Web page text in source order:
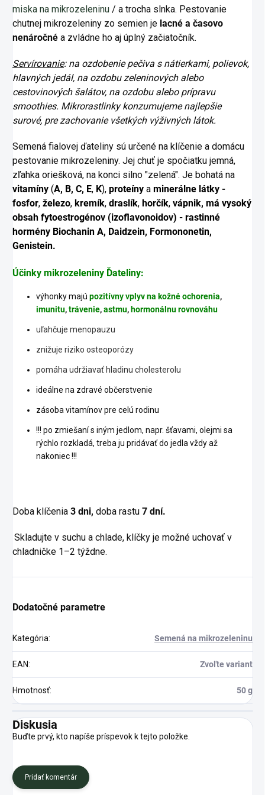
miska na mikrozeleninu / a trocha slnka. Pestovanie
chutnej mikrozeleniny zo semien je lacné a časovo
nenáročné a zvládne ho aj úplný začiatočník.
Servírovanie: na ozdobenie pečiva s nátierkami, polievok,
hlavných jedál, na ozdobu zeleninových alebo
cestovinových šalátov, na ozdobu alebo prípravu
smoothies. Mikrorastlinky konzumujeme najlepšie
surové, pre zachovanie všetkých výživných látok.
Semená fialovej ďateliny sú určené na klíčenie a domácu
pestovanie mikrozeleniny. Jej chuť je spočiatku jemná,
zľahka oriešková, na konci silno "zelená". Je bohatá na
vitamíny (A, B, C, E, K), proteíny a minerálne látky -
fosfor, železo, kremík, draslík, horčík, vápnik, má vysoký
obsah fytoestrogénov (izoflavonoidov) - rastinné
hormény Biochanin A, Daidzein, Formononetin,
Genistein.
Účinky mikrozeleniny Ďateliny:
výhonky majú pozitívny vplyv na kožné ochorenia,
imunitu,trávenie,astmu, hormonálnurovnováhu
uľahčuje menopauzu
znižuje riziko osteoporózy
pomáha udržiavať hladinu cholesterolu
ideálne na zdravé občerstvenie
zásoba vitamínov pre celú rodinu
!!! po zmiešaní s iným jedlom, napr. šťavami, olejmi sa
rýchlo rozkladá, treba ju pridávať do jedla vždy až
nakoniec !!!
Doba klíčenia 3 dni, doba rastu 7 dní.
Skladujte v suchu a chlade, klíčky je možné uchovať v
chladničke 1–2 týždne.
Dodatočné parametre
Kategória: Semená na mikrozeleninu
EAN: Zvoľte variant
Hmotnosť: 50 g
Diskusia
Buďte prvý, kto napíše príspevok k tejto položke.
Pridať komentár